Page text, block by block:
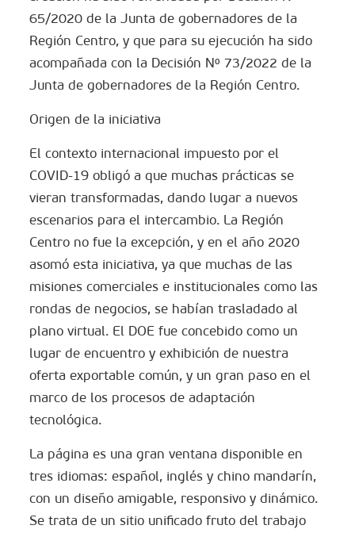
65/2020 de la Junta de gobernadores de la
Región Centro, y que para su ejecución ha sido
acompañada con la Decisión Nº 73/2022 de la
Junta de gobernadores de la Región Centro.
Origen de la iniciativa
El contexto internacional impuesto por el
COVID-19 obligó a que muchas prácticas se
vieran transformadas, dando lugar a nuevos
escenarios para el intercambio. La Región
Centro no fue la excepción, y en el año 2020
asomó esta iniciativa, ya que muchas de las
misiones comerciales e institucionales como las
rondas de negocios, se habían trasladado al
plano virtual. El DOE fue concebido como un
lugar de encuentro y exhibición de nuestra
oferta exportable común, y un gran paso en el
marco de los procesos de adaptación
tecnológica.
La página es una gran ventana disponible en
tres idiomas: español, inglés y chino mandarín,
con un diseño amigable, responsivo y dinámico.
Se trata de un sitio unificado fruto del trabajo